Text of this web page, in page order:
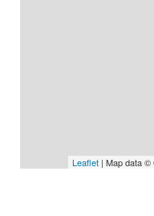
Leaflet | Map data ©